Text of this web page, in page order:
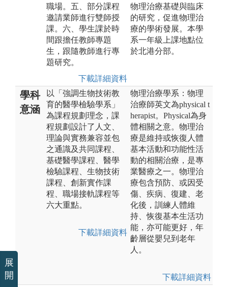
職場。五、部分課程
邀請業師進行雙師授
課。六、學生課於時
間跟擔任教師專題
生，跟隨教師進行專
題研究。
下載詳細資料
物理治療基礎與臨床
的研究，促進物理治
療的學術發展。本學
系一年級上課地點位
於北港分部。
學科
意涵
以「強調生物技術教
育的醫學檢驗學系」
為課程規劃理念，課
程規劃設計了人文、
理論與實務兼容並包
之通識及共同課程、
基礎醫學課程、醫學
檢驗課程、生物技術
課程、創新實作課
程、職場接軌課程等
六大重點。
下載詳細資料
物理治療學系：物理
治療師英文為physical t
herapist。Physical為身
體相關之意。物理治
療是維持或恢復人體
基本活動和功能性活
動的相關治療，是專
業醫療之一。物理治
療包含預防、或因受
傷、疾病、復建、老
化後，訓練人體維
持、恢復基本生活功
能，亦可能更好，年
齡層從嬰兒到老年
人。
下載詳細資料
展
開